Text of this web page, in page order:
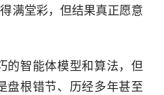
满堂彩，但结果真正愿意
的智能体模型和算法，但
盘根错节、历经多年甚至